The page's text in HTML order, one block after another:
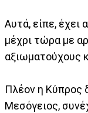
Αυτά, είπε, έχει
μέχρι τώρα με
αξιωματούχους
Πλέον η Κύπρος
Μεσόγειος,